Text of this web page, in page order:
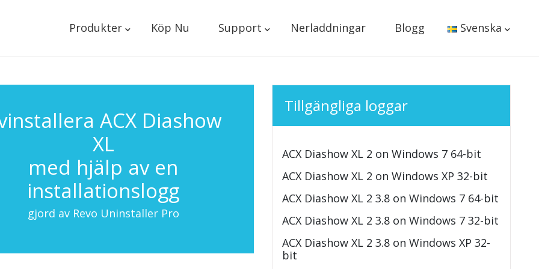
Produkter Köp Nu Support Nerladdningar Blogg Svenska
ACX Diashow
XL
med hjälp av en
installationslogg
gjord av Revo Uninstaller Pro
Tillgängliga loggar
ACX Diashow XL 2 on Windows 7 64-bit
ACX Diashow XL 2 on Windows XP 32-bit
ACX Diashow XL 2 3.8 on Windows 7 64-bit
ACX Diashow XL 2 3.8 on Windows 7 32-bit
ACX Diashow XL 2 3.8 on Windows XP 32-
bit